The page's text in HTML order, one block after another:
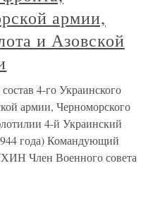
армии,
и Азовской
4-го Украинского
армии, Черноморского
4-й Украинский
года) Командующий
Член Военного совета